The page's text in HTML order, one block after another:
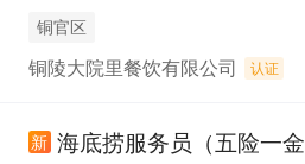
铜官区
铜陵大院里餐饮有限公司 认证
新